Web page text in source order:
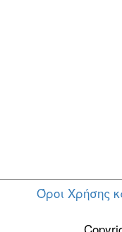
Όροι Χρήσης